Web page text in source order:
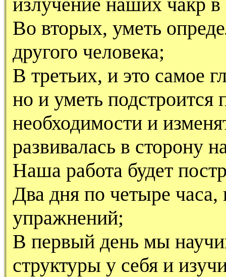
Во вторых, уметь
другого человека;
В третьих, и это самое
но и уметь
необходимости и
развивалась в сторону
Наша работа будет
Два дня по четыре
упражнений;
В первый день мы
структуры у себя и